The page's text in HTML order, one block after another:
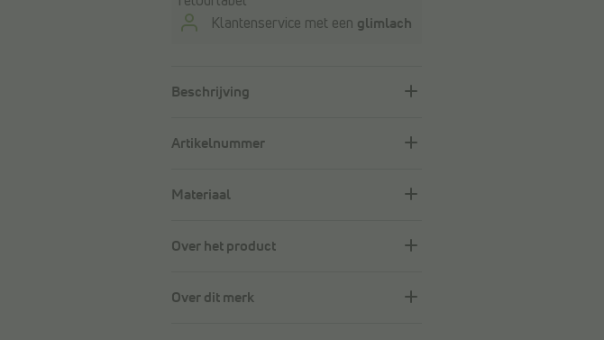
Klantenservice met een glimlach
Beschrijving
Artikelnummer
Materiaal
Over het product
Over dit merk